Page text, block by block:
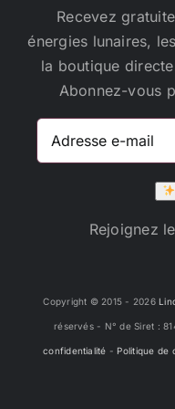
produit
Recevez
énergies lunaires,
la boutique
Abonnez-vous
Adresse
Rejoignez
Copyright © 2015 - 2026
réservés - N° de Siret :
confidentialité - Politique de